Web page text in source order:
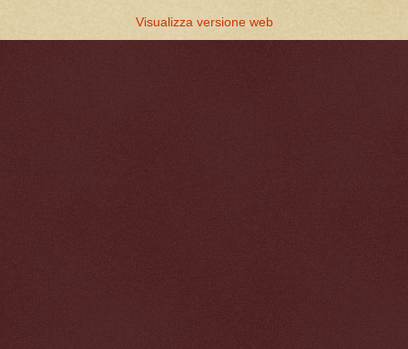
Visualizza versione web